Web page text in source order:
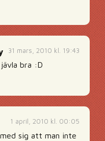
31 mars, 2010 kl. 19:43
bra :D
1 april, 2010 kl. 00:05
sig att man inte